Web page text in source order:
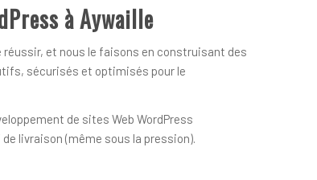
à Aywaille
et nous le faisons en construisant des
sécurisés et optimisés pour le
de sites Web WordPress
livraison (même sous la pression).